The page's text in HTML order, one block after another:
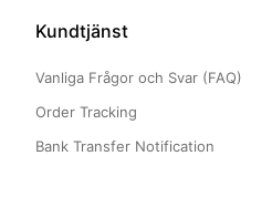
Kundtjänst
Vanliga Frågor och Svar (FAQ)
Order Tracking
Bank Transfer Notification